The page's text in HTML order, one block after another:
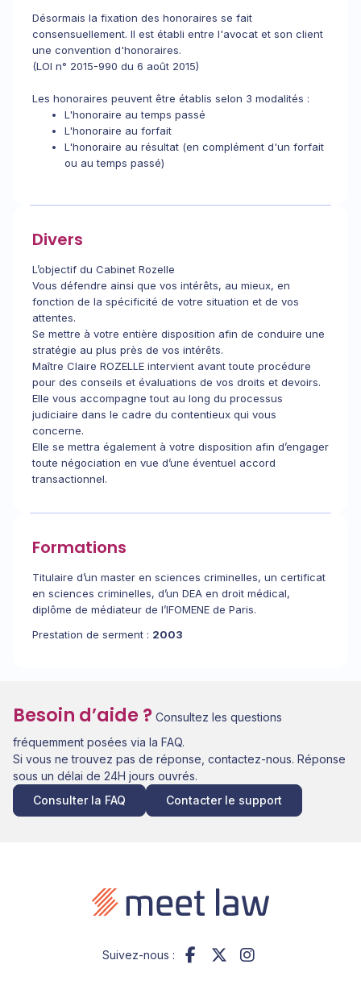
Désormais la fixation des honoraires se fait
consensuellement. Il est établi entre l'avocat et son client
une convention d'honoraires.
(LOI n° 2015-990 du 6 août 2015)
Les honoraires peuvent être établis selon 3 modalités :
L'honoraire au temps passé
L'honoraire au forfait
L'honoraire au résultat (en complément d'un forfait
ou au temps passé)
Divers
L’objectif du Cabinet Rozelle
Vous défendre ainsi que vos intérêts, au mieux, en
fonction de la spécificité de votre situation et de vos
attentes.
Se mettre à votre entière disposition afin de conduire une
stratégie au plus près de vos intérêts.
Maître Claire ROZELLE intervient avant toute procédure
pour des conseils et évaluations de vos droits et devoirs.
Elle vous accompagne tout au long du processus
judiciaire dans le cadre du contentieux qui vous
concerne.
Elle se mettra également à votre disposition afin d’engager
toute négociation en vue d’une éventuel accord
transactionnel.
Formations
Titulaire d’un master en sciences criminelles, un certificat
en sciences criminelles, d’un DEA en droit médical,
diplôme de médiateur de l’IFOMENE de Paris.
Prestation de serment : 2003
Besoin d’aide ? Consultez les questions
fréquemment posées via la FAQ.
Si vous ne trouvez pas de réponse, contactez-nous. Réponse
sous un délai de 24H jours ouvrés.
Consulter la FAQ
Contacter le support
Suivez-nous :